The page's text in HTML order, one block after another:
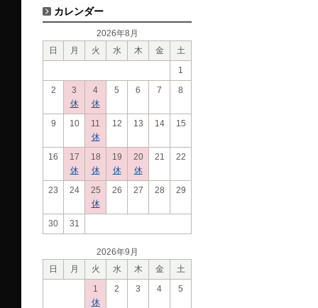
カレンダー
2026年8月
日
月 火 水 木 金
土
1
2
3
休
4
休
5 6 7 8
9 10
11
休
12 13 14 15
16
17
休
18
休
19
休
20
休
21 22
23 24
25
休
26 27 28 29
30 31
2026年9月
日
月 火 水 木 金
土
1
休
2 3 4 5